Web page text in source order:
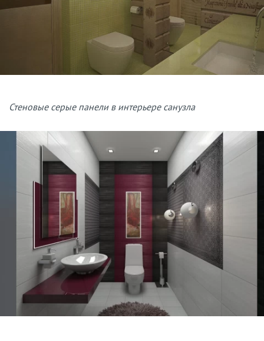
Стеновые серые панели в интерьере санузла